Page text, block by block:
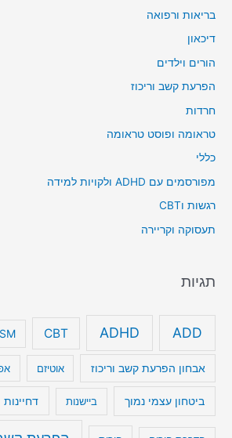
בריאות ורפואה
דיכאון
הורים וילדים
הפרעת קשב וריכוז
חרדות
טראומה ופוסט טראומה
כללי
מפורסמים עם ADHD ולקויות למידה
רגשות וCBT
תעסוקה וקריירה
תגיות
ADD
ADHD
CBT
אבחון הפרעת קשב וריכוז אוטיזם
ביטחון עצמי נמוך ביישנות דחיינות